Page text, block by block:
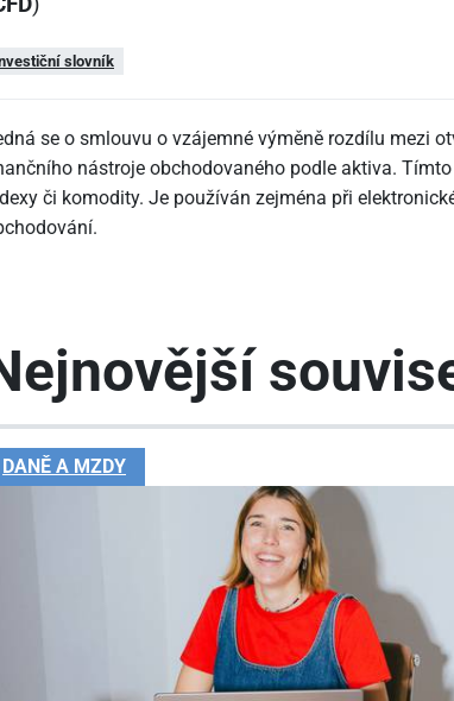
slovník
se o smlouvu o vzájemné výměně rozdílu mezi
nástroje obchodovaného podle aktiva.
či komodity. Je používán zejména při
DANĚ A MZDY